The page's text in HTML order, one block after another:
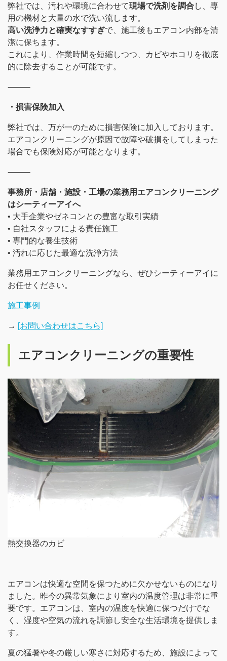
弊社では、汚れや環境に合わせて現場で洗剤を調合し、専
用の機材と大量の水で洗い流します。
高い洗浄力と確実なすすぎで、施工後もエアコン内部を清
潔に保ちます。
これにより、作業時間を短縮しつつ、カビやホコリを徹底
的に除去することが可能です。
⸻
・損害保険加入
弊社では、万が一のために損害保険に加入しております。
エアコンクリーニングが原因で故障や破損をしてしまった
場合でも保険対応が可能となります。
⸻
事務所・店舗・施設・工場の業務用エアコンクリーニング
はシーティーアイへ
• 大手企業やゼネコンとの豊富な取引実績
• 自社スタッフによる責任施工
• 専門的な養生技術
• 汚れに応じた最適な洗浄方法
業務用エアコンクリーニングなら、ぜひシーティーアイに
お任せください。
施工事例
→ [お問い合わせはこちら]
エアコンクリーニングの重要性
熱交換器のカビ
エアコンは快適な空間を保つために欠かせないものになり
ました。昨今の異常気象により室内の温度管理は非常に重
要です。エアコンは、室内の温度を快適に保つだけでな
く、湿度や空気の流れを調節し安全な生活環境を提供しま
す。
夏の猛暑や冬の厳しい寒さに対応するため、施設によって